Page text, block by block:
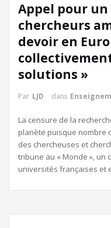
Appel pour un
chercheurs
devoir en
solutions »
Par LJD dans
La censure de la
planète puisque nombre
des chercheuses et
tribune au « Monde », un
universités françaises et